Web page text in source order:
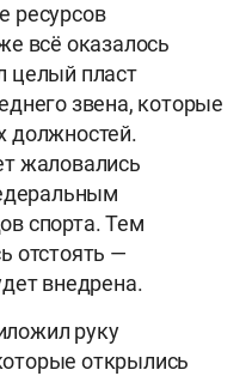
ресурсов
всё оказалось
целый пласт
звена, которые
должностей.
жаловались
спорта. Тем
отстоять —
внедрена.
руку
открылись